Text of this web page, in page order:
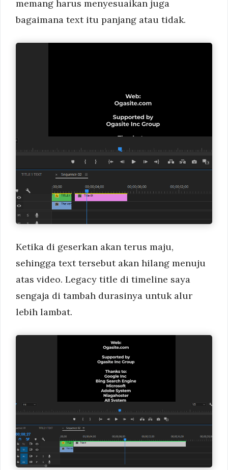
memang harus menyesuaikan juga
bagaimana text itu panjang atau tidak.
Ketika di geserkan akan terus maju,
sehingga text tersebut akan hilang menuju
atas video. Legacy title di timeline saya
sengaja di tambah durasinya untuk alur
lebih lambat.